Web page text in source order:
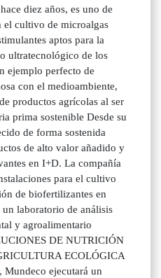
diez años, es uno de
el cultivo de microalgas
aptos para la
ultratecnológico de los
ejemplo perfecto de
con el medioambiente,
productos agrícolas al ser
prima sostenible Desde su
de forma sostenida
de alto valor añadido y
en I+D. La compañía
para el cultivo
de biofertilizantes en
laboratorio de análisis
y agroalimentario
DE NUTRICIÓN
ECOLÓGICA
ejecutará un